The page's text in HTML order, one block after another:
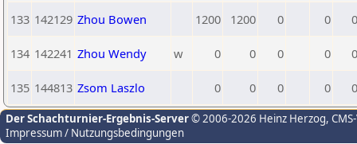
133 142129 Zhou Bowen 1200 1200 0 0 0
134 142241 Zhou Wendy w 0 0 0 0 0
135 144813 Zsom Laszlo 0 0 0 0 0
Der Schachturnier-Ergebnis-Server© 2006-2026 Heinz Herzog,
Impressum / Nutzungsbedingungen